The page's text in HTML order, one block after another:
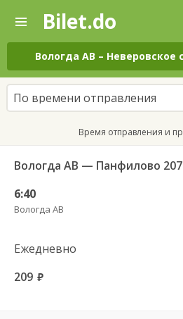
—
Поиск
и
покупка
билетов
на
автобус
онлайн
Bilet.do
Вологда АВ – Неверовское
По времени отправления
Время отправления и
Вологда АВ — Панфилово 207
6:40
Вологда АВ
Ежедневно
209 руб.